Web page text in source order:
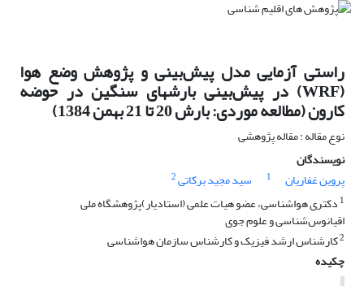
راستی آزمایی مدل پیش‌بینی و پژوهش وضع هوا
(WRF) در پیش‌بینی بارشهای سنگین در حوضه
کارون (مطالعه موردی: بارش 20 تا 21 بهمن 1384)
نوع مقاله : مقاله پژوهشی
نویسندگان
پروین غفاریان
1 سید مجید برکاتی2
1 دکتری هواشناسی، عضو هیات علمی (استادیار)پژوهشگاه ملی
اقیانوس‌شناسی و علوم جوی
2کارشناس ارشد فیزیک و کارشناس سازمان هواشناسی
چکیده